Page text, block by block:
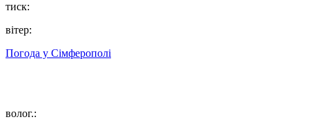
тиск:
вітер:
Погода у Сімферополі
волог.: